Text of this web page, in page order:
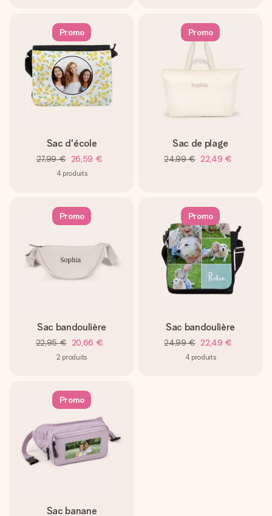
Promo
Sac d'école
27,99 € 26,59 €
4 produits
Promo
Sac de plage
24,99 € 22,49 €
Promo
Sac bandoulière
22,95 € 20,66 €
2 produits
Promo
Sac bandoulière
24,99 € 22,49 €
4 produits
Promo
Sac banane